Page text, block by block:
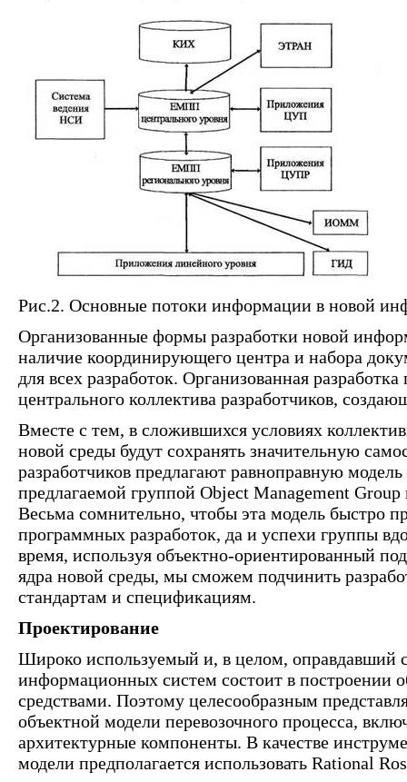
Рис.2. Основные потоки информации в новой
Организованные формы разработки новой
наличие координирующего центра и набора
для всех разработок. Организованная
центрального коллектива разработчиков,
Вместе с тем, в сложившихся условиях
новой среды будут сохранять значительную
разработчиков предлагают равноправную
предлагаемой группой Object Management Group
Весьма сомнительно, чтобы эта модель быстро
программных разработок, да и успехи группы
время, используя объектно-ориентированный
ядра новой среды, мы сможем подчинить
стандартам и спецификациям.
Проектирование
Широко используемый и, в целом, оправдавший
информационных систем состоит в построении
средствами. Поэтому целесообразным
объектной модели перевозочного процесса,
архитектурные компоненты. В качестве
модели предполагается использовать Rational